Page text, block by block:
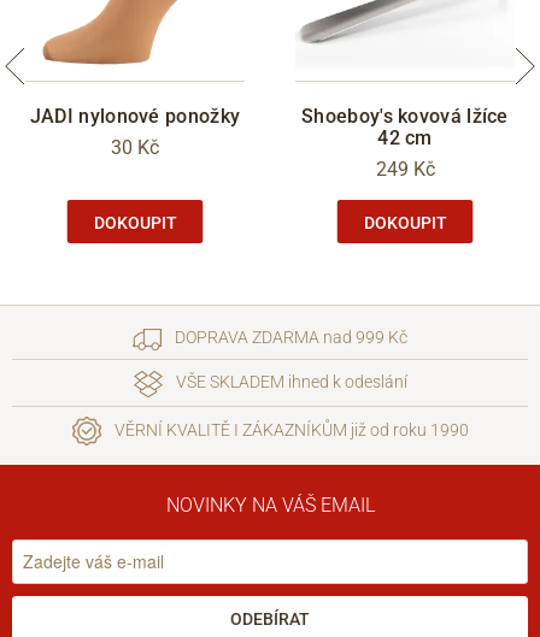
JADI nylonové ponožky
30 Kč
DOKOUPIT
Shoeboy's kovová lžíce
42 cm
249 Kč
DOKOUPIT
DOPRAVA ZDARMA nad 999 Kč
VŠE SKLADEM ihned k odeslání
VĚRNÍ KVALITĚ I ZÁKAZNÍKŮM již od roku 1990
NOVINKY NA VÁŠ EMAIL
ODEBÍRAT